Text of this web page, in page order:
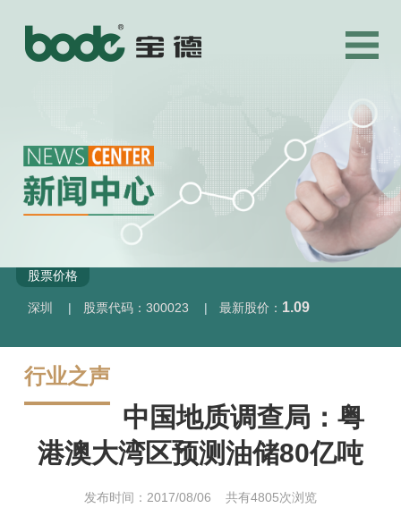
股票价格
深圳 | 股票代码：300023 | 最新股价： 1.09
行业之声
中国地质调查局：粤
港澳大湾区预测油储80亿吨
发布时间：2017/08/06 共有4805次浏览